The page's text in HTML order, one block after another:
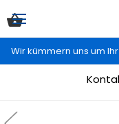
Wir kümmern uns um